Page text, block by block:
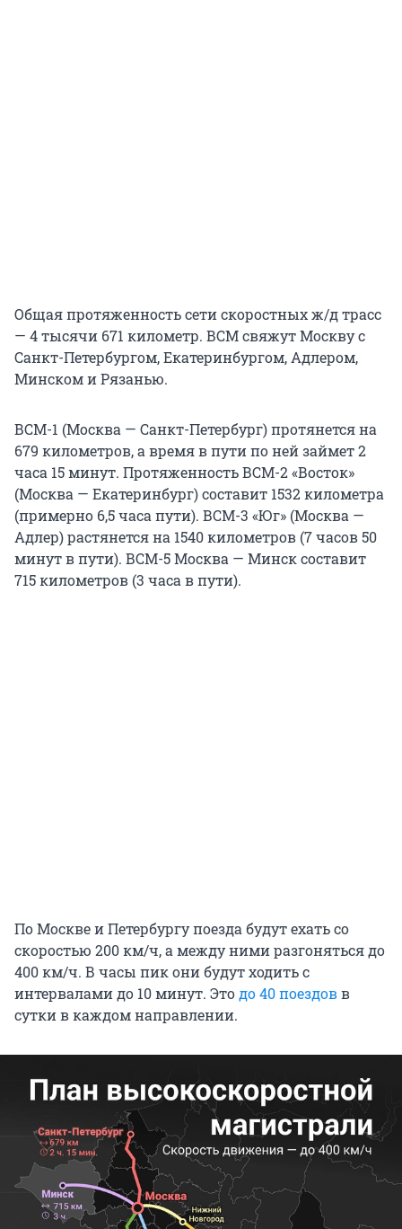
Общая протяженность сети скоростных ж/д трасс
— 4 тысячи 671 километр. ВСМ свяжут Москву с
Санкт-Петербургом, Екатеринбургом, Адлером,
Минском и Рязанью.
ВСМ-1 (Москва — Санкт-Петербург) протянется на
679 километров, а время в пути по ней займет 2
часа 15 минут. Протяженность ВСМ-2 «Восток»
(Москва — Екатеринбург) составит 1532 километра
(примерно 6,5 часа пути). ВСМ-3 «Юг» (Москва —
Адлер) растянется на 1540 километров (7 часов 50
минут в пути). ВСМ-5 Москва — Минск составит
715 километров (3 часа в пути).
По Москве и Петербургу поезда будут ехать со
скоростью 200 км/ч, а между ними разгоняться до
400 км/ч. В часы пик они будут ходить с
интервалами до 10 минут. Этодо 40 поездовв
сутки в каждом направлении.